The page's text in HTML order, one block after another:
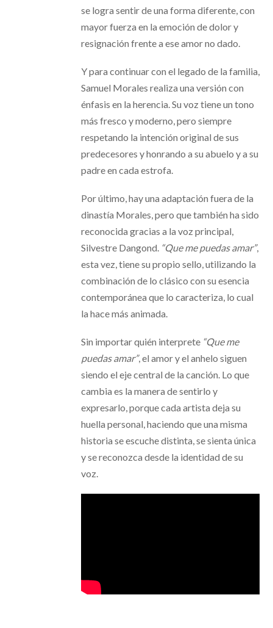
se logra sentir de una forma diferente, con
mayor fuerza en la emoción de dolor y
resignación frente a ese amor no dado.
Y para continuar con el legado de la familia,
Samuel Morales realiza una versión con
énfasis en la herencia. Su voz tiene un tono
más fresco y moderno, pero siempre
respetando la intención original de sus
predecesores y honrando a su abuelo y a su
padre en cada estrofa.
Por último, hay una adaptación fuera de la
dinastía Morales, pero que también ha sido
reconocida gracias a la voz principal,
Silvestre Dangond. “Que me puedas amar”,
esta vez, tiene su propio sello, utilizando la
combinación de lo clásico con su esencia
contemporánea que lo caracteriza, lo cual
la hace más animada.
Sin importar quién interprete “Que me
puedas amar”, el amor y el anhelo siguen
siendo el eje central de la canción. Lo que
cambia es la manera de sentirlo y
expresarlo, porque cada artista deja su
huella personal, haciendo que una misma
historia se escuche distinta, se sienta única
y se reconozca desde la identidad de su
voz.